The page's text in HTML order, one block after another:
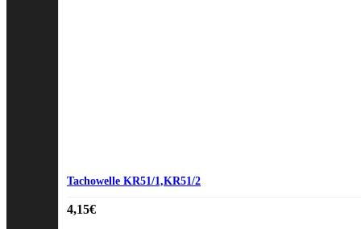
Tachowelle KR51/1,KR51/2
4,15€